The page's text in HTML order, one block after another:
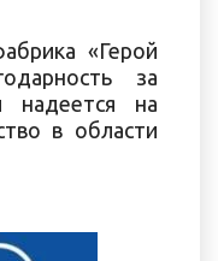
«Герой
за
надеется на
в области